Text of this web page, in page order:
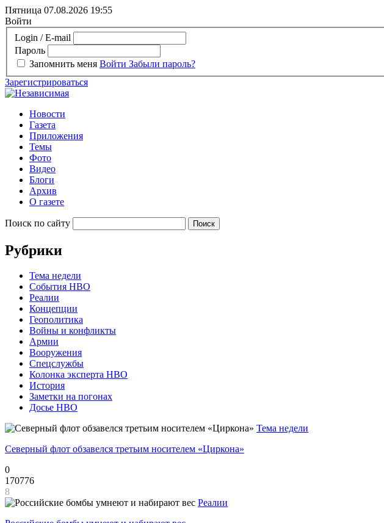
Пятница 07.08.2026 19:55
Войти
Login / E-mail
Пароль
Запомнить меня Войти Забыли пароль?
Зарегистрироваться
Новости
Газета
Приложения
Темы
Фото
Видео
Блоги
Архив
О газете
Поиск по сайту
Рубрики
Тема недели
События НВО
Реалии
Концепции
Геополитика
Войны и конфликты
Армии
Вооружения
Спецслужбы
Колонка эксперта НВО
История
Заметки на погонах
Досье НВО
Тема недели
Северный флот обзавелся третьим носителем «Циркона»
0
170776
8
Реалии